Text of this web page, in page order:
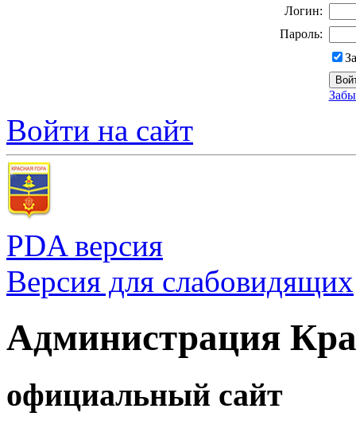
Логин:
Пароль:
Войти на сайт
PDA версия
Версия для слабовидящих
Администрация
официальный сайт